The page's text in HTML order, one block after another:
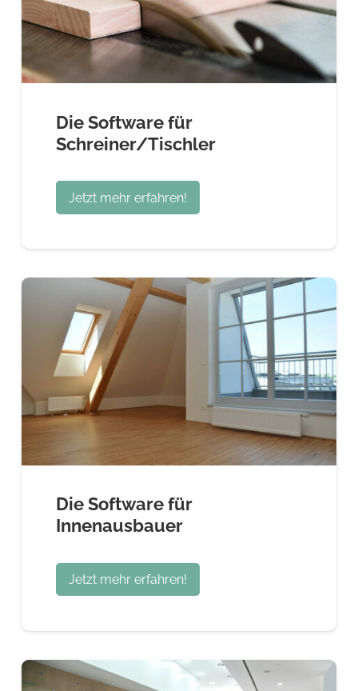
Die Software für
Schreiner/Tischler
Jetzt mehr erfahren!
Die Software für
Innenausbauer
Jetzt mehr erfahren!